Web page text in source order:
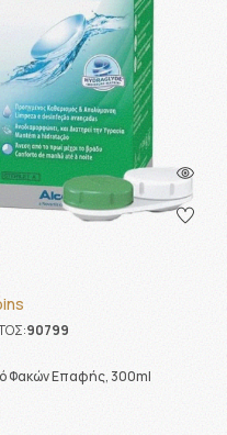
90799
Φακών Επαφής, 300ml